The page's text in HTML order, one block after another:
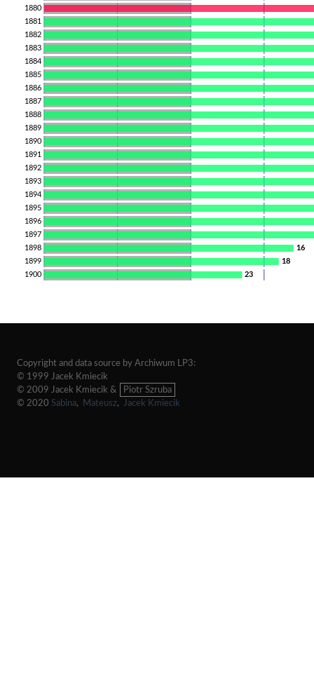
1880
1881
1882
1883
1884
1885
1886
1887
1888
1889
1890
1891
1892
1893
1894
1895
1896
1897
16
1898
18
1899
23
1900
Copyright and data source by Archiwum LP3:
© 1999 Jacek Kmiecik
© 2009 Jacek Kmiecik &
Piotr Szruba
© 2020 Sabina, Mateusz, Jacek Kmiecik